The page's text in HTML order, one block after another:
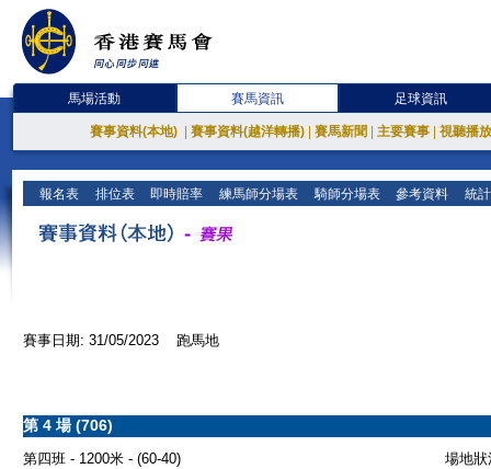
馬場活動 賽馬資訊 足球資訊
賽事資料(本地) 賽事資料(越洋轉播) 賽馬新聞 主要賽事 視聽播
報名表 排位表 即時賠率 練馬師分場表 騎師分場表 參考資料 統
賽事日期: 31/05/2023 跑馬地
第 4 場 (706)
第四班 - 1200米 - (60-40)
場地